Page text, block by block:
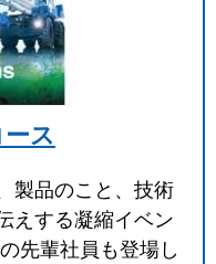
検索
閉じる
ス
製品のこと、技術
えする凝縮イベン
先輩社員も登場し